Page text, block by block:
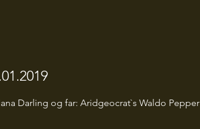
Darling og far: Aridgeocrat`s Waldo Pepper